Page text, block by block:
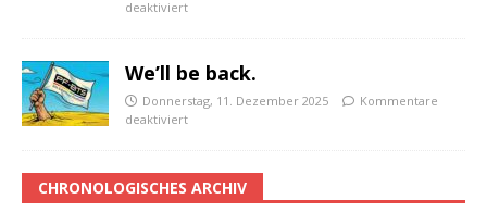
deaktiviert
We’ll be back.
Donnerstag, 11. Dezember 2025
Kommentare
deaktiviert
CHRONOLOGISCHES ARCHIV